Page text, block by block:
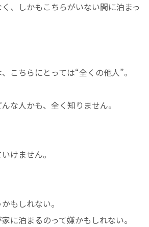
、しかもこちらがいない間に泊まっ
こちらにとっては“全くの他人”。
な人かも、全く知りません。
けません。
もしれない。
に泊まるのって嫌かもしれない。